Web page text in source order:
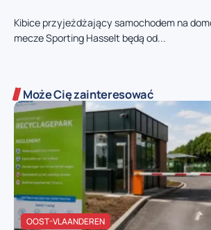
Kibice przyjeżdżający samochodem na
mecze Sporting Hasselt będą od...
Może Cię zainteresować
OOST-VLAANDEREN